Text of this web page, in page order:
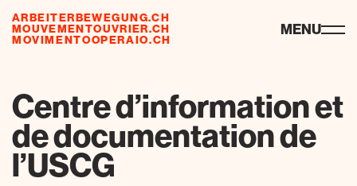
ARBEITERBEWEGUNG.CH
MOUVEMENTOUVRIER.CH
MOVIMENTOOPERAIO.CH
risorse MENU
Centre d’information et
de documentation de
l’USCG